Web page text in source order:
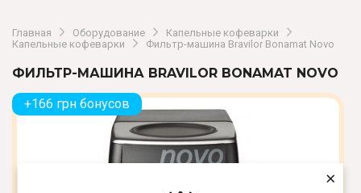
×
Главная Оборудование
Капельные кофеварки
Капельные кофеварки
Фильтр-машина Bravilor Bonamat Novo
ФИЛЬТР-МАШИНА BRAVILOR BONAMAT NOVO
+166 грн бонусов